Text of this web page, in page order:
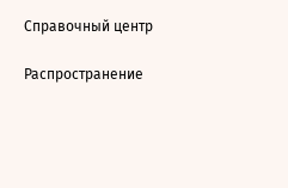
Справочный центр
Распространение